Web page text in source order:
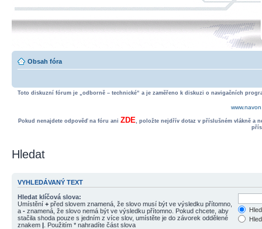
Obsah fóra
Toto diskuzní fórum je „odborně – technické“ a je zaměřeno k diskuzi o navigačních
Pokud nenajdete odpověď na fóru ani ZDE, položte nejdřív dotaz v příslušném vlákně a
Hledat
VYHLEDÁVANÝ TEXT
Hledat klíčová slova:
Umístění + před slovem znamená, že slovo musí být ve výsledku přítomno,
a - znamená, že slovo nemá být ve výsledku přítomno. Pokud chcete, aby
stačila shoda pouze s jedním z více slov, umístěte je do závorek oddělené
znakem | . Použitím * nahradíte část slova